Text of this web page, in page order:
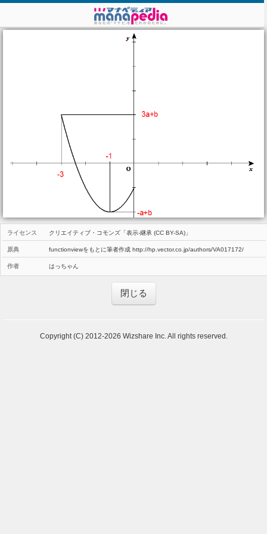
ライセンス クリエイティブ・コモンズ「表示-継承 (CC BY-SA)」
原典 functionviewをもとに筆者作成 http://hp.vector.co.jp/authors/VA017172/
作者 はっちゃん
閉じる
Copyright (C) 2012-2026 Wizshare Inc. All rights reserved.